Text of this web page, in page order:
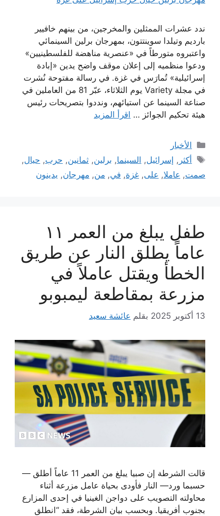
ندد عشرات الممثلين والمخرجين، من بينهم خافيير
بارديم وتيلدا سوينتتون، بمهرجان برلين السينمائي
واعتبروه متورطاً في «عنصرية مناهضة للفلسطينيين»
ودعوا منظميه إلى إعلان موقف واضح يدين «إبادة
إسرائيلية» تُمارَس في غزة. في رسالة مفتوحة نُشرت
في مجلة Variety يوم الثلاثاء، عبّر 81 من العاملين في
صناعة السينما عن استيائهم، ونددوا بتصريحات رئيس
هيئة تحكيم الجوائز … اقرأ المزيد
التصنيفات
الأخبار
الوسوم
أكثر , إسرائيل, السينما, برلين,ثمانين, حرب, حيال,
صمت, عاملا, على, غزة, في, من, مهرجان, يدينون
طفل يبلغ من العمر ١١
عاماً يطلق النار عن طريق
الخطأ ويقتل عاملاً في
مزرعة بمقاطعة ليمبوبو
13 أكتوبر 2025 بقلم عائشة سعيد
قالت الشرطة إن صبيا يبلغ من العمر 11 عاماً أطلق —
حسبما ورد— النار فأودى بحياة عامل مزرعة أثناء
محاولته التصويب على دواجن الغينيا في إحدى المزارع
بجنوب أفريقيا. وبحسب بيان الشرطة، فقد “انطلق